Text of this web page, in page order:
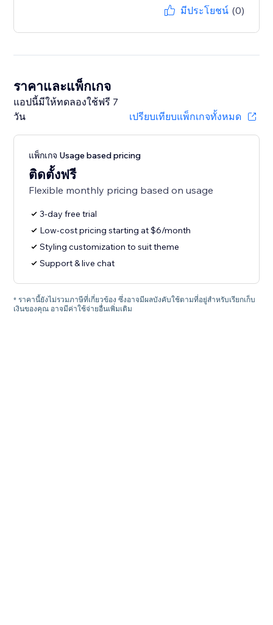
มีประโยชน์ (0)
ราคาและแพ็กเกจ
แอปนี้มีให้ทดลองใช้ฟรี 7
วัน
เปรียบเทียบแพ็กเกจทั้งหมด
แพ็กเกจ Usage based pricing
ติดตั้งฟรี
Flexible monthly pricing based on usage
3-day free trial
Low-cost pricing starting at $6/month
Styling customization to suit theme
Support & live chat
* ราคานี้ยังไม่รวมภาษีที่เกี่ยวข้อง ซึ่งอาจมีผลบังคับใช้ตามที่อยู่สำหรับเรียกเก็บ
เงินของคุณ อาจมีค่าใช้จ่ายอื่นเพิ่มเติม